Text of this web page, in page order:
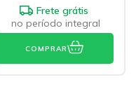
Frete grátis
no período integral
COMPRAR